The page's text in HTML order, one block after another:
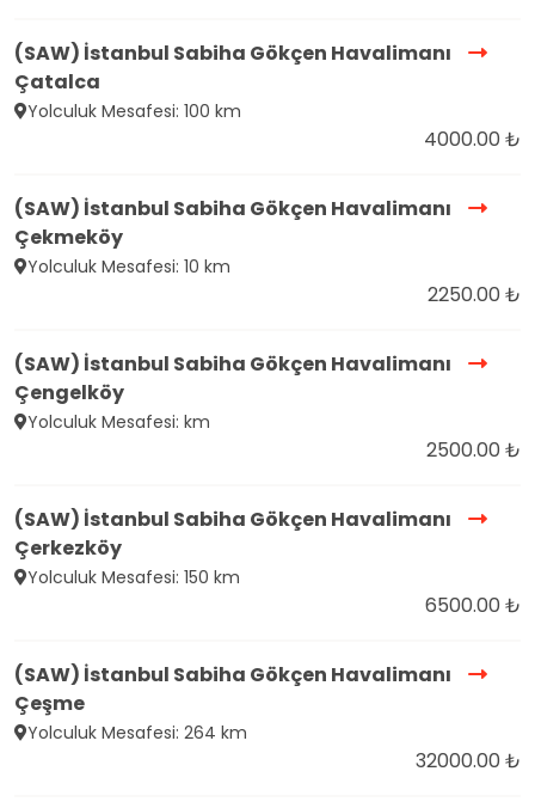
(SAW) İstanbul Sabiha Gökçen Havalimanı
Çatalca
Yolculuk Mesafesi: 100 km
4000.00 ₺
(SAW) İstanbul Sabiha Gökçen Havalimanı
Çekmeköy
Yolculuk Mesafesi: 10 km
2250.00 ₺
(SAW) İstanbul Sabiha Gökçen Havalimanı
Çengelköy
Yolculuk Mesafesi: km
2500.00 ₺
(SAW) İstanbul Sabiha Gökçen Havalimanı
Çerkezköy
Yolculuk Mesafesi: 150 km
6500.00 ₺
(SAW) İstanbul Sabiha Gökçen Havalimanı
Çeşme
Yolculuk Mesafesi: 264 km
32000.00 ₺